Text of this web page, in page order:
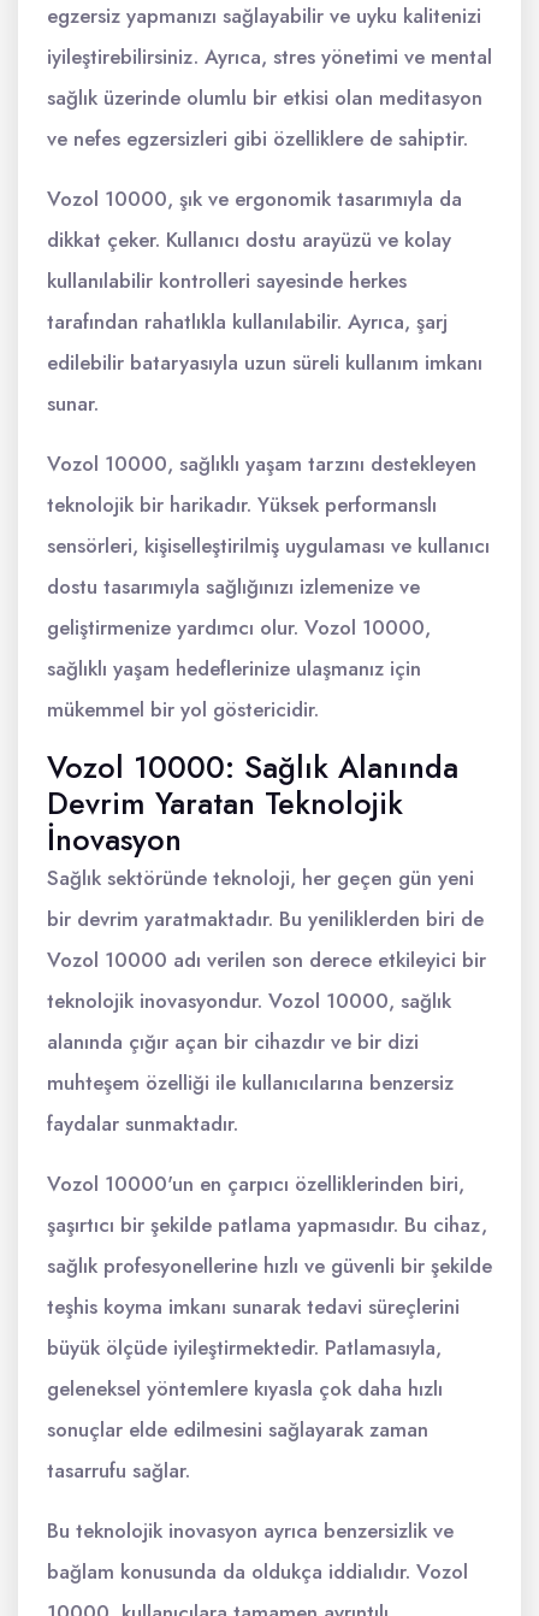
egzersiz yapmanızı sağlayabilir ve uyku kalitenizi
iyileştirebilirsiniz. Ayrıca, stres yönetimi ve mental
sağlık üzerinde olumlu bir etkisi olan meditasyon
ve nefes egzersizleri gibi özelliklere de sahiptir.
Vozol 10000, şık ve ergonomik tasarımıyla da
dikkat çeker. Kullanıcı dostu arayüzü ve kolay
kullanılabilir kontrolleri sayesinde herkes
tarafından rahatlıkla kullanılabilir. Ayrıca, şarj
edilebilir bataryasıyla uzun süreli kullanım imkanı
sunar.
Vozol 10000, sağlıklı yaşam tarzını destekleyen
teknolojik bir harikadır. Yüksek performanslı
sensörleri, kişiselleştirilmiş uygulaması ve kullanıcı
dostu tasarımıyla sağlığınızı izlemenize ve
geliştirmenize yardımcı olur. Vozol 10000,
sağlıklı yaşam hedeflerinize ulaşmanız için
mükemmel bir yol göstericidir.
Vozol 10000: Sağlık Alanında
Devrim Yaratan Teknolojik
İnovasyon
Sağlık sektöründe teknoloji, her geçen gün yeni
bir devrim yaratmaktadır. Bu yeniliklerden biri de
Vozol 10000 adı verilen son derece etkileyici bir
teknolojik inovasyondur. Vozol 10000, sağlık
alanında çığır açan bir cihazdır ve bir dizi
muhteşem özelliği ile kullanıcılarına benzersiz
faydalar sunmaktadır.
Vozol 10000'un en çarpıcı özelliklerinden biri,
şaşırtıcı bir şekilde patlama yapmasıdır. Bu cihaz,
sağlık profesyonellerine hızlı ve güvenli bir şekilde
teşhis koyma imkanı sunarak tedavi süreçlerini
büyük ölçüde iyileştirmektedir. Patlamasıyla,
geleneksel yöntemlere kıyasla çok daha hızlı
sonuçlar elde edilmesini sağlayarak zaman
tasarrufu sağlar.
Bu teknolojik inovasyon ayrıca benzersizlik ve
bağlam konusunda da oldukça iddialıdır. Vozol